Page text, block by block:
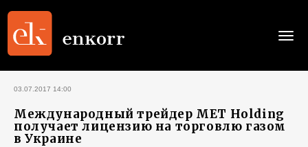
03.07.2017 14:00
Международный трейдер MET Holding
получает лицензию на торговлю газом
в Украине